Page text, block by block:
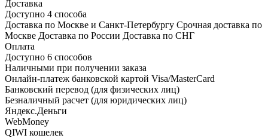
Доставка
Доступно 4 способа
Доставка по Москве и Санкт-Петербургу Срочная доставка по
Москве Доставка по России Доставка по СНГ
Оплата
Доступно 6 способов
Наличными при получении заказа
Онлайн-платеж банковской картой Visa/MasterCard
Банковский перевод (для физических лиц)
Безналичный расчет (для юридических лиц)
Яндекс.Деньги
WebMoney
QIWI кошелек